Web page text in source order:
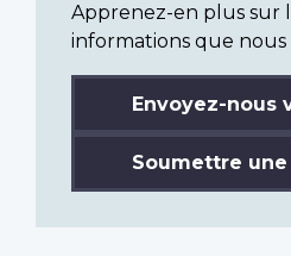
Apprenez-en plus sur
informations que nous
Envoyez-nous
Soumettre